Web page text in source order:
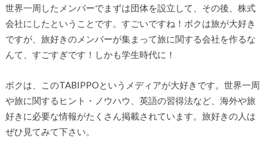
世界一周したメンバーでまずは団体を設立して、その後、株式
会社にしたということです。すごいですね！ボクは旅が大好き
ですが、旅好きのメンバーが集まって旅に関する会社を作るな
んて、すごすぎです！しかも学生時代に！
ボクは、このTABIPPOというメディアが大好きです。世界一周
や旅に関するヒント・ノウハウ、英語の習得法など、海外や旅
好きに必要な情報がたくさん掲載されています。旅好きの人は
ぜひ見てみて下さい。